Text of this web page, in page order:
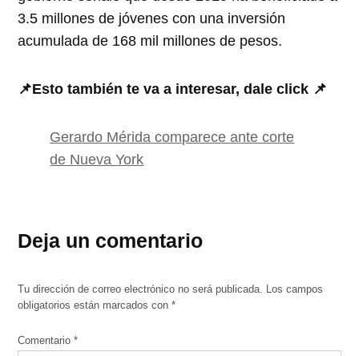
3.5 millones de jóvenes con una inversión
acumulada de 168 mil millones de pesos.
📌Esto también te va a interesar, dale click 📌
Gerardo Mérida comparece ante corte
de Nueva York
Deja un comentario
Tu dirección de correo electrónico no será publicada. Los campos
obligatorios están marcados con*
Comentario*